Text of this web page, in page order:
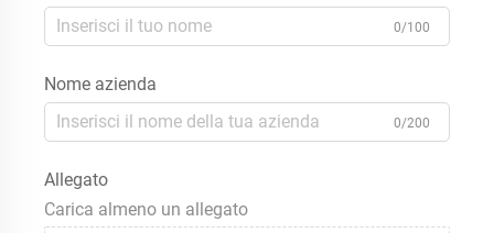
0/100
Nome azienda
0/200
Allegato
Carica almeno un allegato